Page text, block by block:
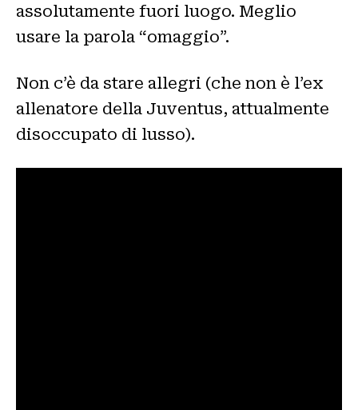
assolutamente fuori luogo. Meglio
usare la parola “omaggio”.
Non c’è da stare allegri (che non è l’ex
allenatore della Juventus, attualmente
disoccupato di lusso).